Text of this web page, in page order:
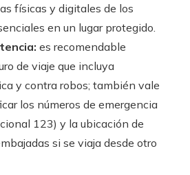
físicas y digitales de los
en un lugar protegido.
es recomendable
de viaje que incluya
y contra robos; también vale
los números de emergencia
123) y la ubicación de
si se viaja desde otro